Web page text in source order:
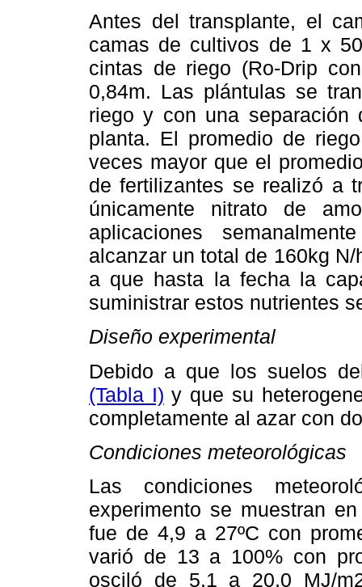
Antes del transplante, el
camas de cultivos de 1 x
cintas de riego (Ro-Drip
0,84m. Las plántulas se
riego y con una
planta. El promedio de
veces mayor que el
de fertilizantes se realizó a
únicamente nitrato de
aplicaciones
alcanzar un total de 160kg
a que hasta la fecha la
suministrar estos nutrientes
Diseño experimental
Debido a que los suelos
(Tabla I) y que su
completamente al azar con
Condiciones meteorológicas
Las condiciones
experimento se muestran
fue de 4,9 a 27ºC con
varió de 13 a 100% con
osciló de 5,1 a 20,0 MJ/